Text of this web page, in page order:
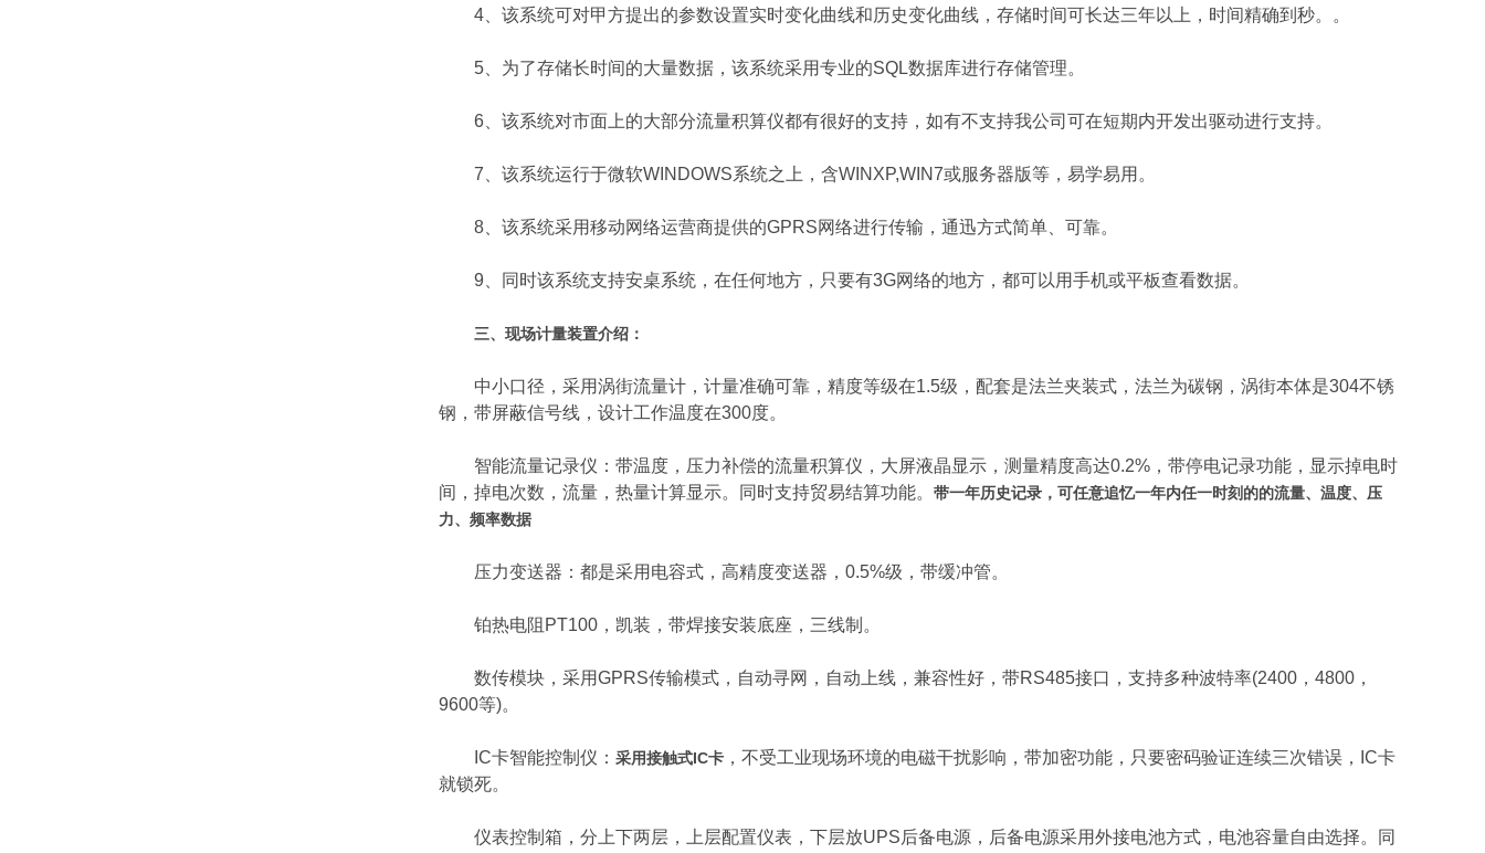
4、该系统可对甲方提出的参数设置实时变化曲线和历史变化曲线，存储时间可长达三年以上，时间精确到秒。。
5、为了存储长时间的大量数据，该系统采用专业的SQL数据库进行存储管理。
6、该系统对市面上的大部分流量积算仪都有很好的支持，如有不支持我公司可在短期内开发出驱动进行支持。
7、该系统运行于微软WINDOWS系统之上，含WINXP,WIN7或服务器版等，易学易用。
8、该系统采用移动网络运营商提供的GPRS网络进行传输，通迅方式简单、可靠。
9、同时该系统支持安桌系统，在任何地方，只要有3G网络的地方，都可以用手机或平板查看数据。
三、现场计量装置介绍：
中小口径，采用涡街流量计，计量准确可靠，精度等级在1.5级，配套是法兰夹装式，法兰为碳钢，涡街本体是304不锈
钢，带屏蔽信号线，设计工作温度在300度。
智能流量记录仪：带温度，压力补偿的流量积算仪，大屏液晶显示，测量精度高达0.2%，带停电记录功能，显示掉电时
间，掉电次数，流量，热量计算显示。同时支持贸易结算功能。 带一年历史记录，可任意追忆一年内任一时刻的的流量、温度、压
力、频率数据
压力变送器：都是采用电容式，高精度变送器，0.5%级，带缓冲管。
铂热电阻PT100，凯装，带焊接安装底座，三线制。
数传模块，采用GPRS传输模式，自动寻网，自动上线，兼容性好，带RS485接口，支持多种波特率(2400，4800，
9600等)。
IC卡智能控制仪： 采用接触式IC卡 ，不受工业现场环境的电磁干扰影响，带加密功能，只要密码验证连续三次错误，IC卡
就锁死。
仪表控制箱，分上下两层，上层配置仪表，下层放UPS后备电源，后备电源采用外接电池方式，电池容量自由选择。同